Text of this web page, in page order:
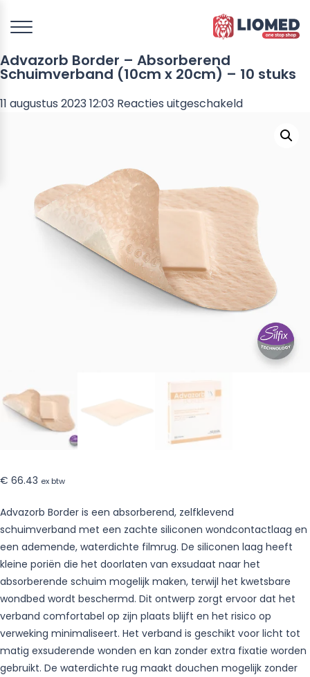
Advazorb Border – Absorberend
Schuimverband (10cm x 20cm) – 10 stuks
11 augustus 2023 12:03 Reacties uitgeschakeldvoor
(10cm
20cm)
–
10
stuks
€ 66.43 ex btw
Advazorb Border is een absorberend, zelfklevend
schuimverband met een zachte siliconen wondcontactlaag en
een ademende, waterdichte filmrug. De siliconen laag heeft
kleine poriën die het doorlaten van exsudaat naar het
absorberende schuim mogelijk maken, terwijl het kwetsbare
wondbed wordt beschermd. Dit ontwerp zorgt ervoor dat het
verband comfortabel op zijn plaats blijft en het risico op
verweking minimaliseert. Het verband is geschikt voor licht tot
matig exsuderende wonden en kan zonder extra fixatie worden
gebruikt. De waterdichte rug maakt douchen mogelijk zonder